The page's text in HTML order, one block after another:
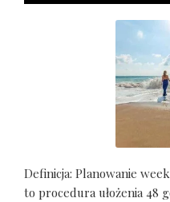
Definicja: Planowanie
to procedura ułożenia 48